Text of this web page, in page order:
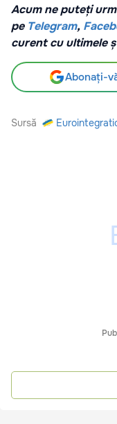
Acum ne puteți
pe Telegram,
curent cu ultimele
Abonați-
Sursă